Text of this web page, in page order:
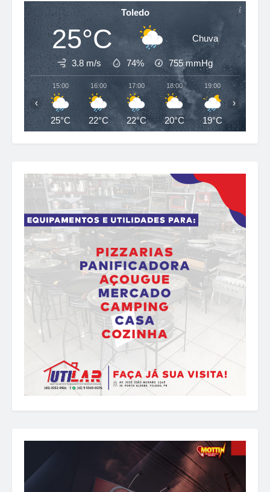
Toledo
25°C Chuva
3.8 m/s 74% 755mmHg
15:00
25°C
16:00
22°C
17:00
22°C
18:00
20°C
19:00
19°C
20:00
19°C
‹ ›